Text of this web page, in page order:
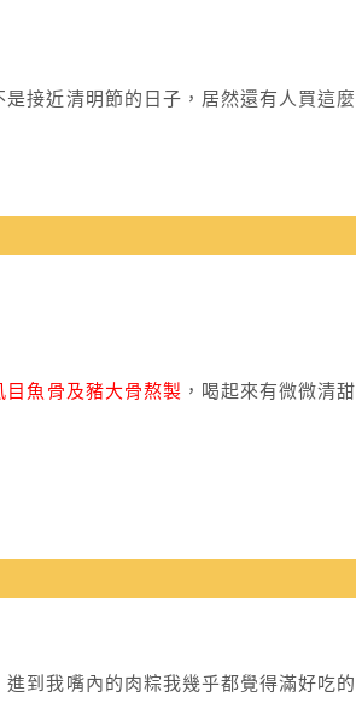
接近清明節的日子，居然還有人買這麼
目魚骨及豬大骨熬製 ，喝起來有微微清甜
到我嘴內的肉粽我幾乎都覺得滿好吃的